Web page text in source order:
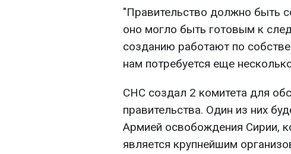
"Правительство должно быть
оно могло быть готовым к
созданию работают по
нам потребуется еще
СНС создал 2 комитета для
правительства. Один из них
Армией освобождения Сирии,
является крупнейшим